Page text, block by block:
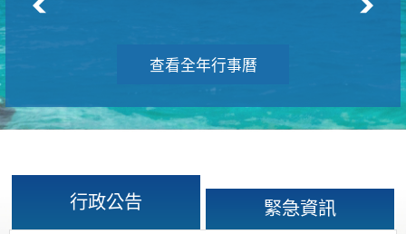
查看全年行事曆
行政公告 緊急資訊